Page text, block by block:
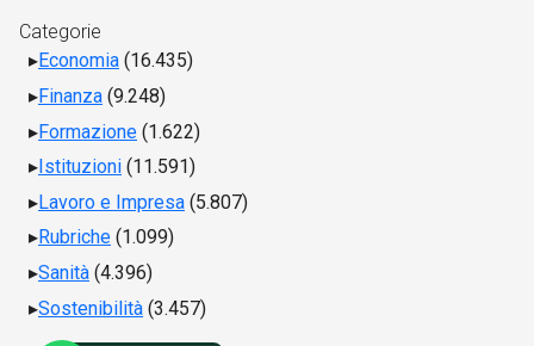
Categorie
Economia (16.435)
Finanza (9.248)
Formazione (1.622)
Istituzioni (11.591)
Lavoro e Impresa (5.807)
Rubriche (1.099)
Sanità (4.396)
Sostenibilità (3.457)